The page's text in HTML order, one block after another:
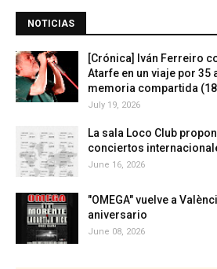
NOTICIAS
[Crónica] Iván Ferreiro
Atarfe en un viaje por 35
memoria compartida
July 19, 2026
La sala Loco Club
conciertos
June 16, 2026
"OMEGA" vuelve a
aniversario
June 08, 2026